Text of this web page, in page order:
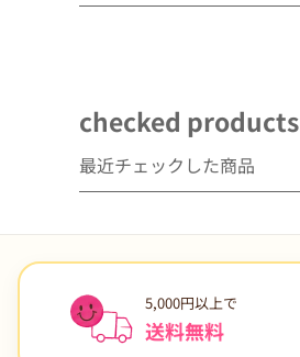
checked products
最近チェックした商品
5,000円以上で
送料無料